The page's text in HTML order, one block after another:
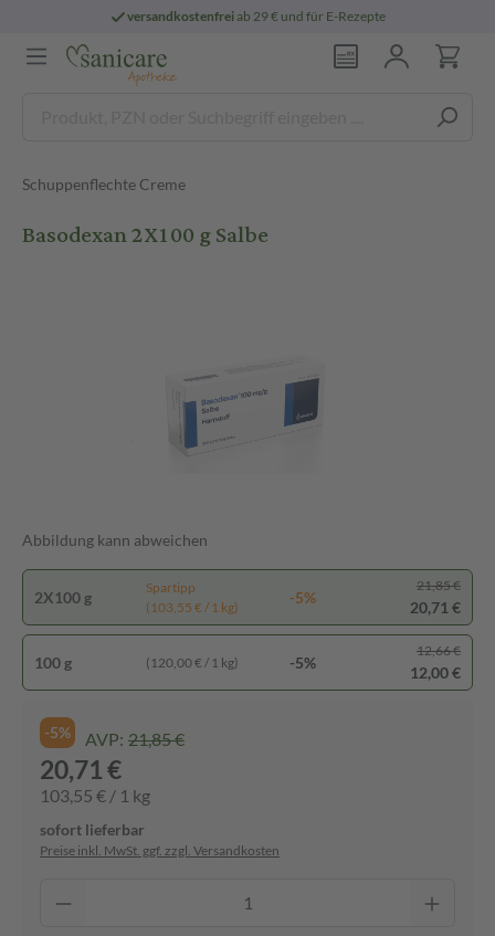
versandkostenfreiab 29 € und für E-Rezepte
Schuppenflechte Creme
Basodexan 2X100 g Salbe
Abbildung kann abweichen
2X100 g
Spartipp
(103,55 € / 1 kg)
-5%
21,85 €
20,71 €
100 g (120,00 € / 1 kg) -5%
12,66 €
12,00 €
-5% AVP: 21,85 €
20,71 €
103,55 € / 1 kg
sofort lieferbar
Preise inkl. MwSt. ggf. zzgl. Versandkosten